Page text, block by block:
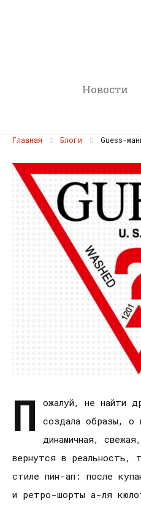
Новости
Главная Блоги Guess-
П
ожалуй, не найти
создала образы, о
динамичная,
вернутся в реальность,
стиле пин-ап: после
и ретро-шорты а-ля